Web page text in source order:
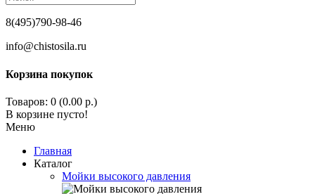
8(495)790-98-46
info@chistosila.ru
Корзина покупок
Товаров: 0 (0.00 р.)
В корзине пусто!
Меню
Главная
Каталог
Мойки высокого давления